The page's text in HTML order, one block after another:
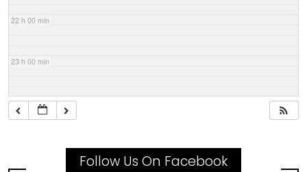
22 h 00 min
23 h 00 min
Follow Us On Facebook